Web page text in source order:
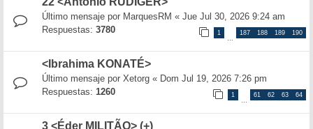
Último mensaje por MarquesRM « Jue Jul 30, 2026 9:24 am
Respuestas: 3780 1
…
187 188 189 190
<Ibrahima KONATÉ>
Último mensaje por Xetorg « Dom Jul 19, 2026 7:26 pm
Respuestas: 1260 1
…
61 62 63 64
3 <Éder MILITÃO> (+)